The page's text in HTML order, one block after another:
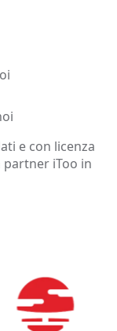
e con licenza
iToo in